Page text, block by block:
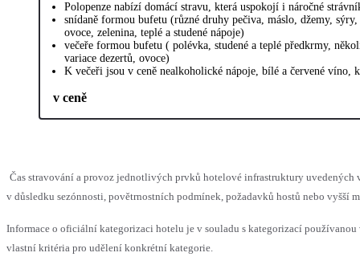
Polopenze nabízí domácí stravu, která uspokojí i náročné
snídaně formou bufetu (různé druhy pečiva, máslo, džemy,
ovoce, zelenina, teplé a studené nápoje)
večeře formou bufetu ( polévka, studené a teplé předkrmy,
variace dezertů, ovoce)
K večeři jsou v ceně nealkoholické nápoje, bílé a červené víno,
v ceně
Čas stravování a provoz jednotlivých prvků hotelové infrastruktury uvedených
v důsledku sezónnosti, povětrnostních podmínek, požadavků hostů nebo vyšší
Informace o oficiální kategorizaci hotelu je v souladu s kategorizací používanou
vlastní kritéria pro udělení konkrétní kategorie.